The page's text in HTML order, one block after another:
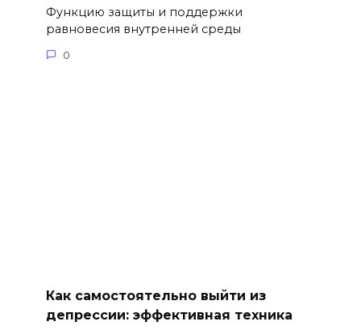
Функцию защиты и поддержки
равновесия внутренней среды
0
Как самостоятельно выйти из
депрессии: эффективная техника